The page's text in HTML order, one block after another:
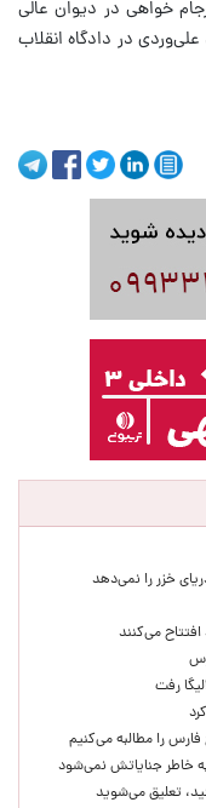
خواهی در دیوان عالی
در دادگاه انقلاب
خزر را نمی‌دهد
می‌کنند
رفت
را مطالبه‌ می‌کنیم
خاطر جنایاتش نمی‌شود